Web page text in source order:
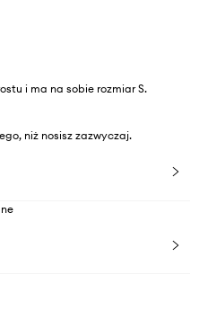
i ma na sobie rozmiar S.
niż nosisz zazwyczaj.